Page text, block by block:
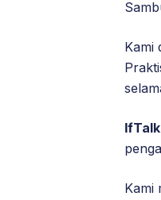
Kami
IfTalk
Kami